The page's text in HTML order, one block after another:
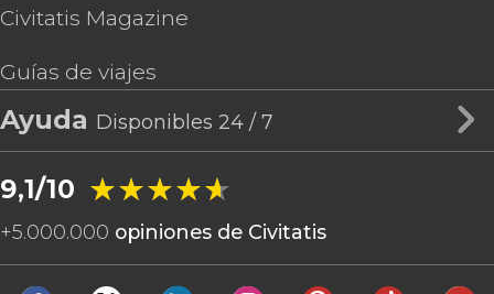
Civitatis Magazine
Guías de viajes
Ayuda Disponibles 24 / 7
9,1/10 ★★★★★
★★★★★
+5.000.000 opiniones de Civitatis